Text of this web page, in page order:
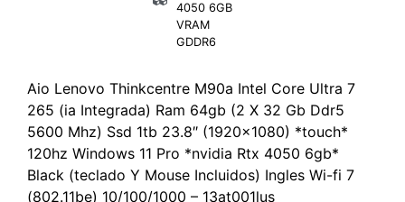
4050 6GB
VRAM
GDDR6
Aio Lenovo Thinkcentre M90a Intel Core Ultra 7
265 (ia Integrada) Ram 64gb (2 X 32 Gb Ddr5
5600 Mhz) Ssd 1tb 23.8″ (1920×1080) *touch*
120hz Windows 11 Pro *nvidia Rtx 4050 6gb*
Black (teclado Y Mouse Incluidos) Ingles Wi-fi 7
(802.11be) 10/100/1000 – 13at001lus